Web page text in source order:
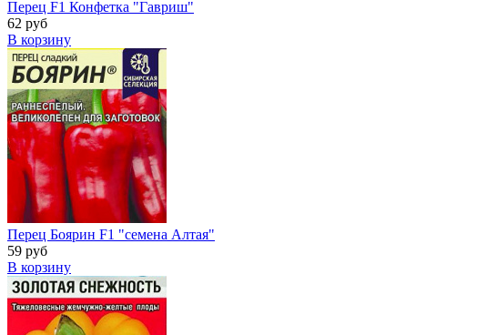
Перец F1 Конфетка "Гавриш"
62 руб
В корзину
Перец Боярин F1 "семена Алтая"
59 руб
В корзину